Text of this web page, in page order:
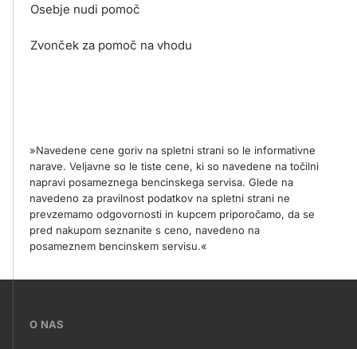
Osebje nudi pomoč
Zvonček za pomoč na vhodu
»Navedene cene goriv na spletni strani so le informativne
narave. Veljavne so le tiste cene, ki so navedene na točilni
napravi posameznega bencinskega servisa. Glede na
navedeno za pravilnost podatkov na spletni strani ne
prevzemamo odgovornosti in kupcem priporočamo, da se
pred nakupom seznanite s ceno, navedeno na
posameznem bencinskem servisu.«
???O NAS